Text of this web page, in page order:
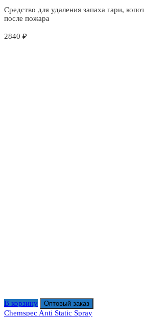
Средство для удаления запаха гари,
после пожара
2840 ₽
В корзину Оптовый заказ
Chemspec Anti Static Spray